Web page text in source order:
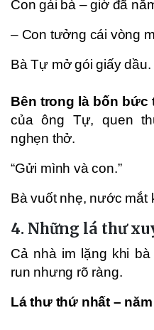
Con gái bà – giờ đã
– Con tưởng cái vòng
Bà Tự mở gói giấy dầu.
Bên trong là bốn bức
của ông Tự, quen
nghẹn thở.
“Gửi mình và con.”
Bà vuốt nhẹ, nước mắt
4. Những lá thư
Cả nhà im lặng khi
run nhưng rõ ràng.
Lá thư thứ nhất – năm